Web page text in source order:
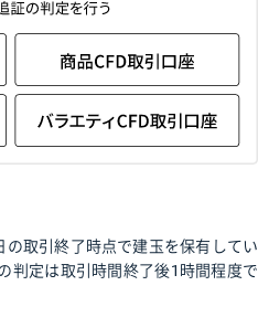
の取引終了時点で建玉を保有してい
判定は取引時間終了後1時間程度で